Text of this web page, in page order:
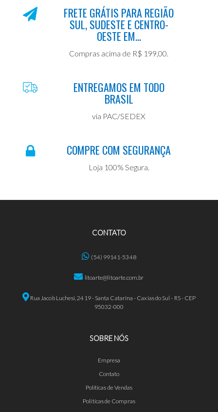
FRETE GRÁTIS PARA REGIÃO
SUL, SUDESTE E CENTRO-
OESTE EM...
Compras acima de R$ 199,00.
ENTREGAMOS EM TODO
BRASIL
via PAC/SEDEX
COMPRE COM SEGURANÇA
Loja 100% Segura.
CONTATO
(54) 99141-5348
litoarte@litoarte.com.br
Rua Jacob Luchesi, 2419 - Santa Catarina - Caxias do Sul - RS - CEP
95032-000
SOBRE NÓS
Empresa
Contato
Políticas de Vendas
Políticas de Compras